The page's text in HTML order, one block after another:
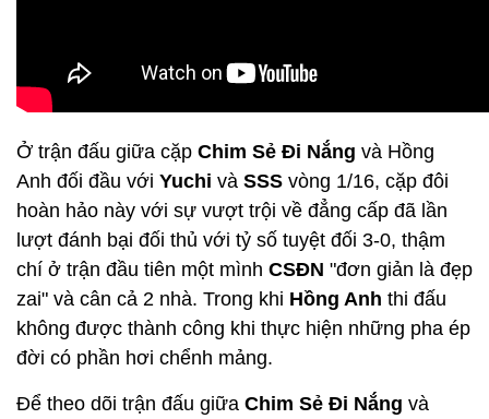
Ở trận đấu giữa cặp Chim Sẻ Đi Nắng và Hồng
Anh đối đầu với Yuchi và SSS vòng 1/16, cặp đôi
hoàn hảo này với sự vượt trội về đẳng cấp đã lần
lượt đánh bại đối thủ với tỷ số tuyệt đối 3-0, thậm
chí ở trận đầu tiên một mình CSĐN "đơn giản là đẹp
zai" và cân cả 2 nhà. Trong khi Hồng Anh thi đấu
không được thành công khi thực hiện những pha ép
đời có phần hơi chểnh mảng.
Để theo dõi trận đấu giữa Chim Sẻ Đi Nắng và